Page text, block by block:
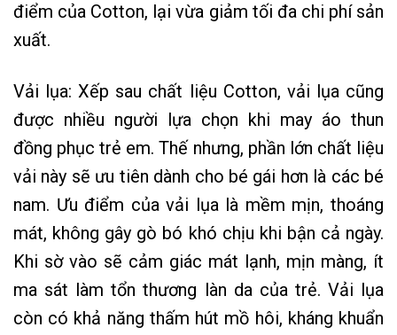
điểm của Cotton, lại vừa giảm tối đa chi phí sản
xuất.
Vải lụa: Xếp sau chất liệu Cotton, vải lụa cũng
được nhiều người lựa chọn khi may áo thun
đồng phục trẻ em. Thế nhưng, phần lớn chất liệu
vải này sẽ ưu tiên dành cho bé gái hơn là các bé
nam. Ưu điểm của vải lụa là mềm mịn, thoáng
mát, không gây gò bó khó chịu khi bận cả ngày.
Khi sờ vào sẽ cảm giác mát lạnh, mịn màng, ít
ma sát làm tổn thương làn da của trẻ. Vải lụa
còn có khả năng thấm hút mồ hôi, kháng khuẩn